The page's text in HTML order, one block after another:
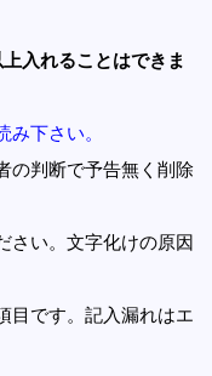
入れることはできま
下さい。
の判断で予告無く削除
さい。文字化けの原因
目です。記入漏れはエ